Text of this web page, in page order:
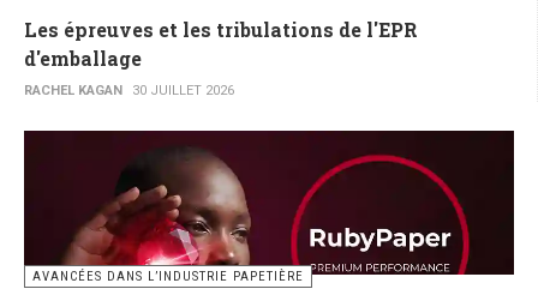
Les épreuves et les tribulations de l'EPR
d'emballage
RACHEL KAGAN 30 JUILLET 2026
AVANCÉES DANS L’INDUSTRIE PAPETIÈRE